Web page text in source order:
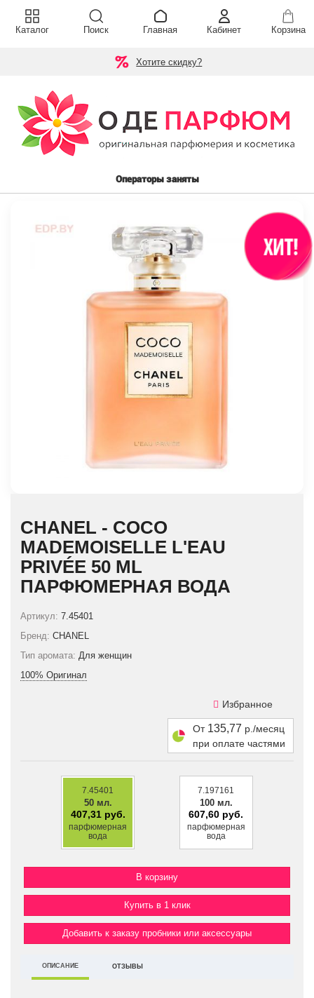
Хотите скидку?
Операторы заняты
CHANEL - COCO
MADEMOISELLE L'EAU
PRIVÉE 50 ML
ПАРФЮМЕРНАЯ ВОДА
Артикул: 7.45401
Бренд: CHANEL
Тип аромата: Для женщин
100% Оригинал
Избранное
От 135,77 р./месяц
при оплате частями
7.45401
50 мл.
407,31 руб.
парфюмерная
вода
7.197161
100 мл.
607,60 руб.
парфюмерная
вода
Купить в 1 клик
Добавить к заказу пробники или аксессуары
ОПИСАНИЕ ОТЗЫВЫ
Каталог Поиск Главная Кабинет Корзина